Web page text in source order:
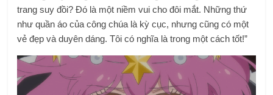
trang suy đồi? Đó là một niềm vui cho đôi mắt. Những thứ
như quần áo của công chúa là kỳ cục, nhưng cũng có một
vẻ đẹp và duyên dáng. Tôi có nghĩa là trong một cách tốt!”